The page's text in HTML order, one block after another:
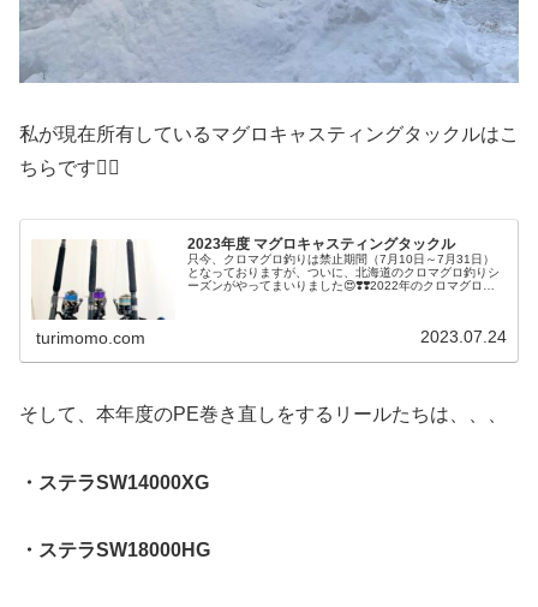
私が現在所有しているマグロキャスティングタックルはこ
ちらです💁‍♀️
2023年度 マグロキャスティングタックル
只今、クロマグロ釣りは禁止期間（7月10日～7月31日）
となっておりますが、ついに、北海道のクロマグロ釣りシ
ーズンがやってまいりました😍❣️❣️2022年のクロマグロキ
turimomo.com 2023.07.24
そして、本年度のPE巻き直しをするリールたちは、、、
・ステラSW14000XG
・ステラSW18000HG